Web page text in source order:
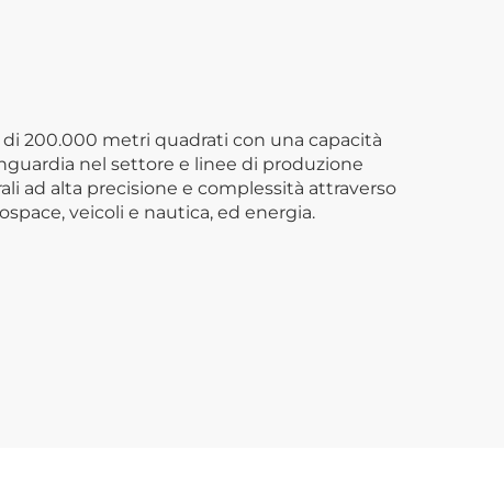
200.000 metri quadrati con una capacità
nel settore e linee di produzione
ad alta precisione e complessità attraverso
veicoli e nautica, ed energia.